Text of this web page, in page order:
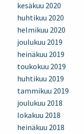
kesäkuu 2020
huhtikuu 2020
helmikuu 2020
joulukuu 2019
heinäkuu 2019
toukokuu 2019
huhtikuu 2019
tammikuu 2019
joulukuu 2018
lokakuu 2018
heinäkuu 2018